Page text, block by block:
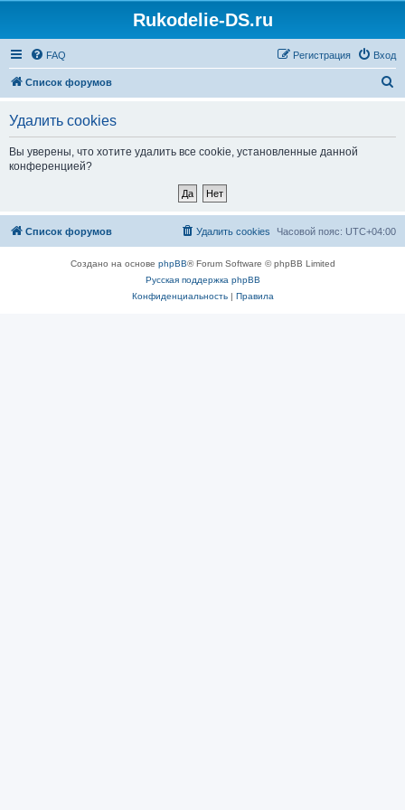
Rukodelie-DS.ru
FAQ Вход
Регистрация
Список форумов
Удалить cookies
Вы уверены, что хотите удалить все cookie, установленные данной
конференцией?
Список форумов Часовой пояс: UTC+04:00
Удалить cookies
Создано на основе phpBB® Forum Software © phpBB Limited
Русская поддержка phpBB
Конфиденциальность| Правила